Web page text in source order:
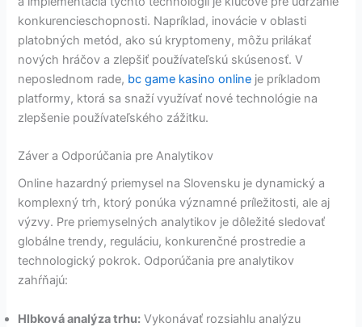
konkurencieschopnosti. Napríklad, inovácie v oblasti
platobných metód, ako sú kryptomeny, môžu prilákať
nových hráčov a zlepšiť používateľskú skúsenosť. V
neposlednom rade, bc game kasino online je príkladom
platformy, ktorá sa snaží využívať nové technológie na
zlepšenie používateľského zážitku.
Záver a Odporúčania pre Analytikov
Online hazardný priemysel na Slovensku je dynamický a
komplexný trh, ktorý ponúka významné príležitosti, ale aj
výzvy. Pre priemyselných analytikov je dôležité sledovať
globálne trendy, reguláciu, konkurenčné prostredie a
technologický pokrok. Odporúčania pre analytikov
zahŕňajú:
Hlbková analýza trhu: Vykonávať rozsiahlu analýzu